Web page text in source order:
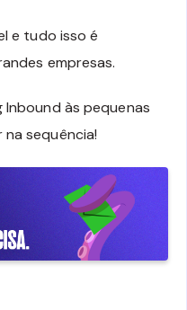
e tudo isso é
empresas.
às pequenas
na sequência!